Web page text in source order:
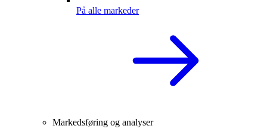
På alle markeder
Markedsføring og analyser